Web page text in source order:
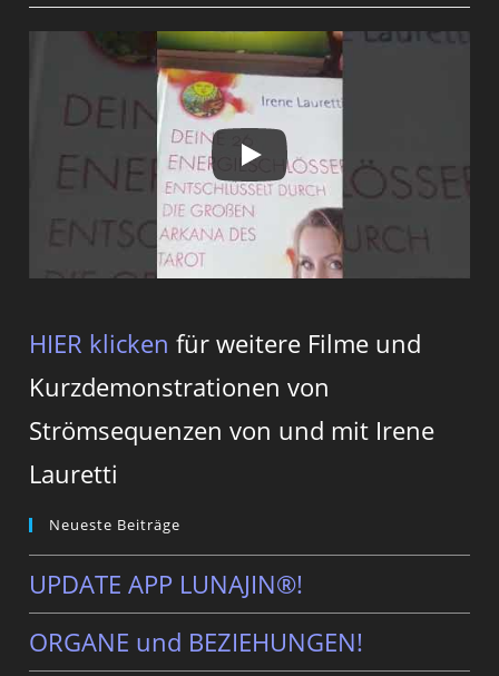
HIER klicken für weitere Filme und
Kurzdemonstrationen von
Strömsequenzen von und mit Irene
Lauretti
Neueste Beiträge
UPDATE APP LUNAJIN®!
ORGANE und BEZIEHUNGEN!